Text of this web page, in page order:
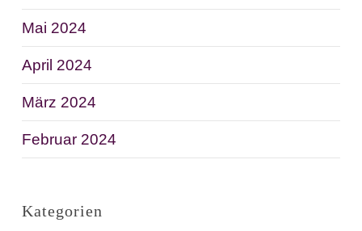
Mai 2024
April 2024
März 2024
Februar 2024
Kategorien